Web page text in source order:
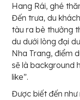
Hang Rái, ghé
Đến trưa, du
tàu ra bè thưởng
du dưới lòng đại
Nha Trang, điểm
sẽ là background
like”.
Được biết đến